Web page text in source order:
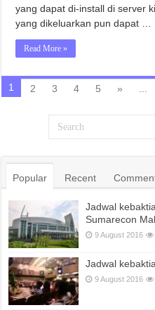
yang dapat di-install di server
yang dikeluarkan pun dapat …
Read More »
1 2 3 4 5 »
Popular Recent
Jadwal
Sumarecon
9 August 2016
Jadwal
9 August 2016